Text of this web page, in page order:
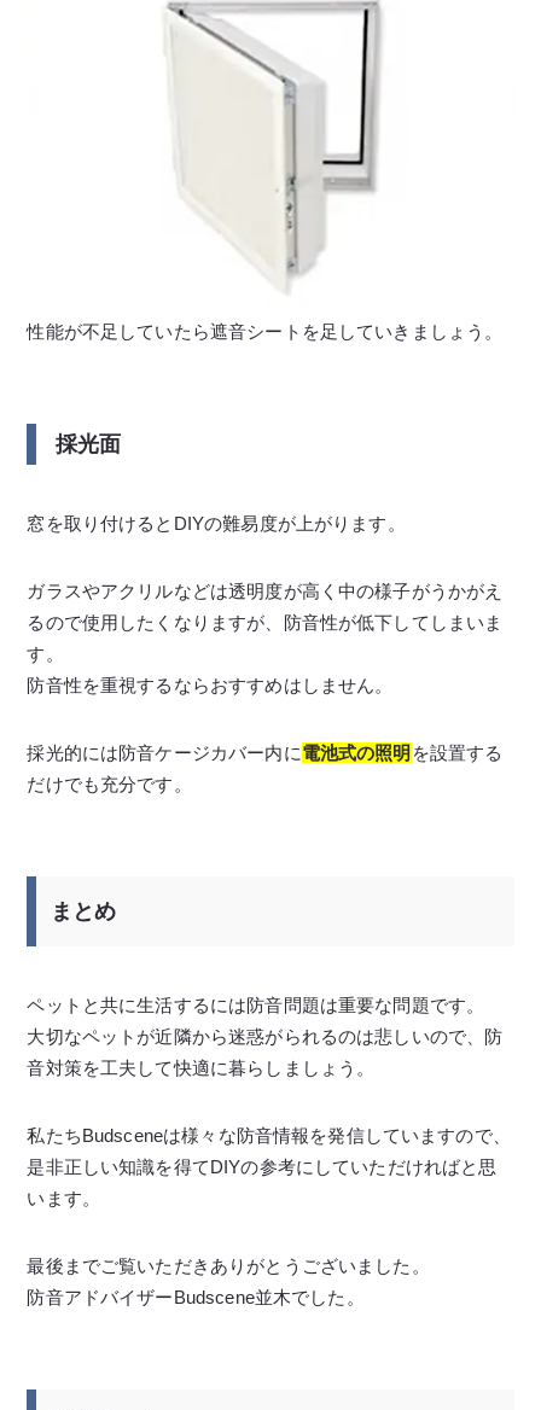
性能が不足していたら遮音シートを足していきましょう。
採光面
窓を取り付けるとDIYの難易度が上がります。
ガラスやアクリルなどは透明度が高く中の様子がうかがえ
るので使用したくなりますが、防音性が低下してしまいま
す。
防音性を重視するならおすすめはしません。
採光的には防音ケージカバー内に電池式の照明 を設置する
だけでも充分です。
まとめ
ペットと共に生活するには防音問題は重要な問題です。
大切なペットが近隣から迷惑がられるのは悲しいので、防
音対策を工夫して快適に暮らしましょう。
私たちBudsceneは様々な防音情報を発信していますので、
是非正しい知識を得てDIYの参考にしていただければと思
います。
最後までご覧いただきありがとうございました。
防音アドバイザーBudscene並木でした。